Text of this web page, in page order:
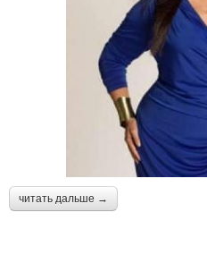
читать дальше →